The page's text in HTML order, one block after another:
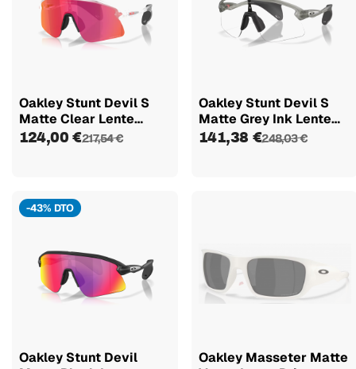
Oakley Stunt Devil S
Matte Clear Lente
Prizm...
124,00 €217,54 €
Oakley Stunt Devil S
Matte Grey Ink Lente
Clear...
141,38 €248,03 €
-43% DTO
Oakley Stunt Devil
Oakley Masseter Matte